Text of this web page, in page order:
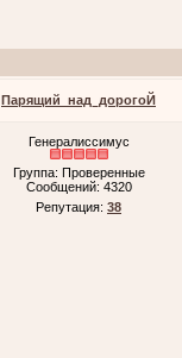
Парящий_над_дорогоЙ
Генералиссимус
Группа: Проверенные
Сообщений: 4320
Репутация: 38